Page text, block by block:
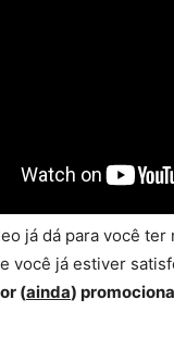
já dá para você ter
você já estiver
(ainda)